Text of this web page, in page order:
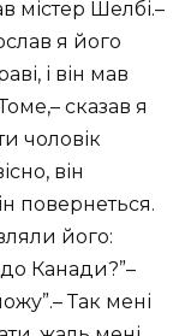
містер Шелбі.–
я його
і він мав
сказав я
чоловік
він
повернеться.
його:
Канади?”–
Так мені